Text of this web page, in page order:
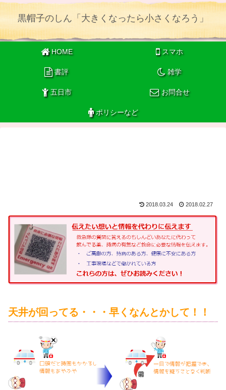
黒帽子のしん「大きくなったら小さくなろう」
HOME スマホ
書評 雑学
五日市 お問合せ
ポリシーなど
2018.03.24 2018.02.27
天井が回ってる・・・早くなんとかして！！